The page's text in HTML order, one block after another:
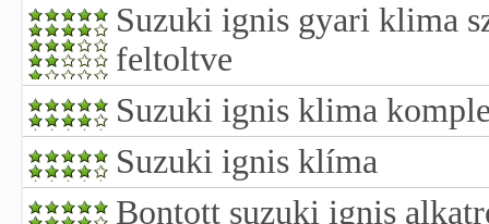
Suzuki ignis gyari klima
feltoltve
Suzuki ignis klima
Suzuki ignis klíma
Bontott suzuki ignis